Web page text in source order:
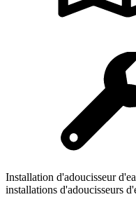
Installation d'adoucisseur
installations d'adoucisseurs